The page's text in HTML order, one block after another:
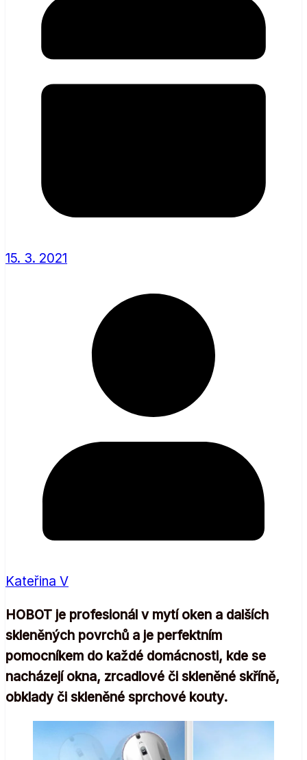
15. 3. 2021
Kateřina V
HOBOT je profesionál v mytí oken a dalších
skleněných povrchů a je perfektním
pomocníkem do každé domácnosti, kde se
nacházejí okna, zrcadlové či skleněné skříně,
obklady či skleněné sprchové kouty.